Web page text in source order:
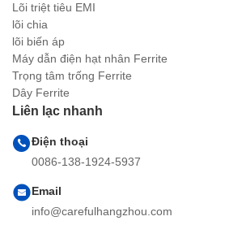
Lõi triệt tiêu EMI
lõi chia
lõi biến áp
Máy dẫn điện hạt nhân Ferrite
Trọng tâm trống Ferrite
Dây Ferrite
Liên lạc nhanh
Điện thoại
0086-138-1924-5937
Email
info@carefulhangzhou.com